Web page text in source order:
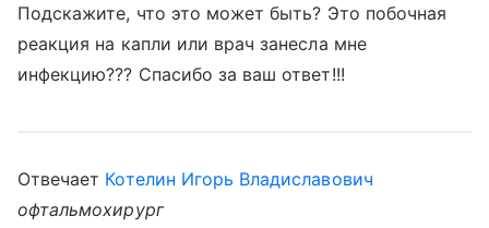
Подскажите, что это может быть? Это побочная
реакция на капли или врач занесла мне
инфекцию??? Спасибо за ваш ответ!!!
Отвечает Котелин Игорь Владиславович
офтальмохирург